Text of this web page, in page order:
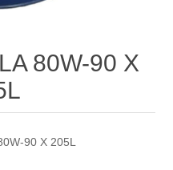
80W-90 X
90 X 205L